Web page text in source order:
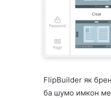
FlipBuilder як
ба шумо имкон